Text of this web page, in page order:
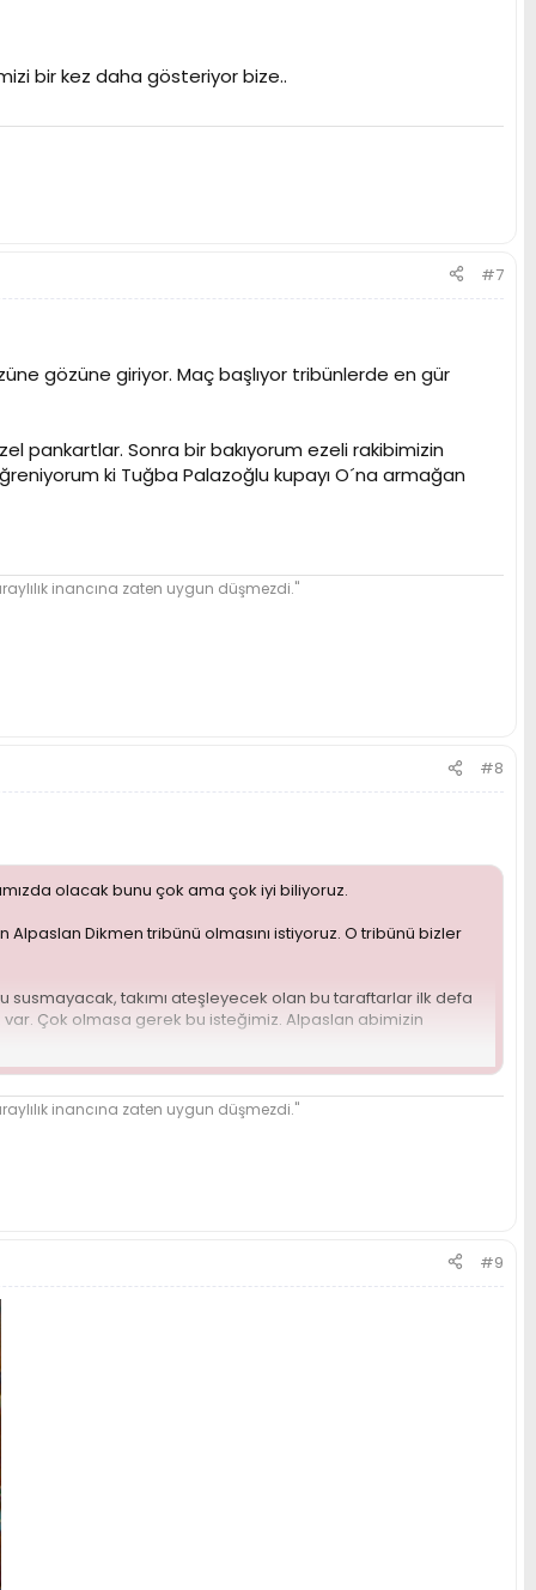
bir kez daha gösteriyor bize..
#7
gözüne giriyor. Maç başlıyor tribünlerde en gür
pankartlar. Sonra bir bakıyorum ezeli rakibimizin
ki Tuğba Palazoğlu kupayı O´na armağan
inancına zaten uygun düşmezdi."
#8
olacak bunu çok ama çok iyi biliyoruz.
Dikmen tribünü olmasını istiyoruz. O tribünü bizler
takımı ateşleyecek olan bu taraftarlar ilk defa
Çok olmasa gerek bu isteğimiz. Alpaslan abimizin
sevmenin nasıl olması gerektiğini aktaran O'ydu...
inancına zaten uygun düşmezdi."
#9